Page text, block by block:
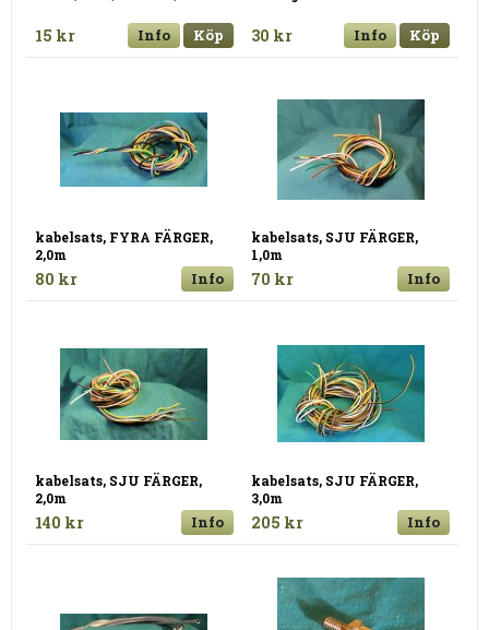
15 kr Info Köp 30 kr Info Köp
kabelsats, FYRA FÄRGER,
2,0m
80 kr Info
kabelsats, SJU FÄRGER,
1,0m
70 kr Info
kabelsats, SJU FÄRGER,
2,0m
140 kr Info
kabelsats, SJU FÄRGER,
3,0m
205 kr Info